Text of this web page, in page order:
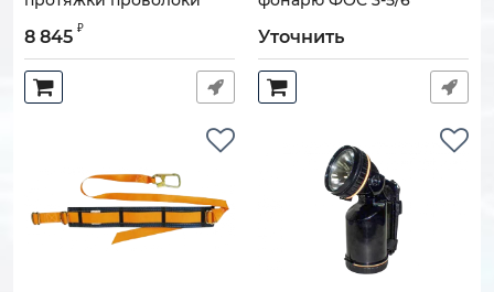
Артикул:
8 845 ₽ Уточнить